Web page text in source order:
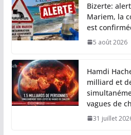
Bizerte:
Mariem, la
est
5 août 2026
Hamdi
milliard et
vagues de
31 juillet